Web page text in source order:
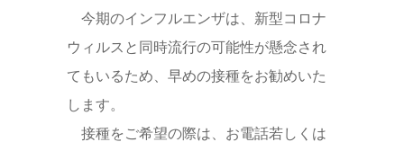
今期のインフルエンザは、新型コロナ
ウィルスと同時流行の可能性が懸念され
てもいるため、早めの接種をお勧めいた
します。
接種をご希望の際は、お電話若しくは